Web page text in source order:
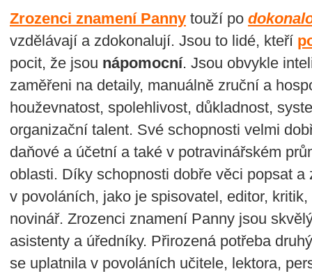
Zrozenci znamení Panny touží po
vzdělávají a zdokonalují. Jsou to lidé, kteří
pocit, že jsou nápomocní. Jsou obvykle
zaměřeni na detaily, manuálně zruční a
houževnatost, spolehlivost, důkladnost,
organizační talent. Své schopnosti velmi
daňové a účetní a také v potravinářském
oblasti. Díky schopnosti dobře věci popsat
v povoláních, jako je spisovatel, editor,
novinář. Zrozenci znamení Panny jsou
asistenty a úředníky. Přirozená potřeba
se uplatnila v povoláních učitele, lektora,